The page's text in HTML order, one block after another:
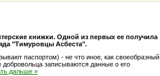
книжки. Одной из первых ее получила
"Тимуровцы Асбеста".
паспортом) - не что иное, как своеобразный
добровольца записываются данные о его
дальше »